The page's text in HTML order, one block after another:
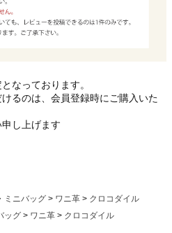
なっております。
るのは、会員登録時にご購入いた
し上げます
ミニバッグ ワニ革
クロコダイル
ッグ ワニ革
クロコダイル